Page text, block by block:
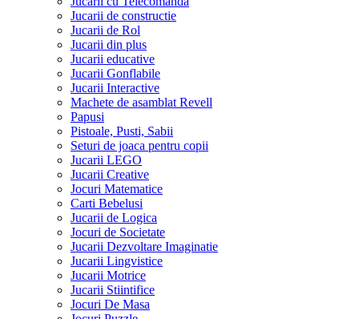
Jucarii de constructie
Jucarii de Rol
Jucarii din plus
Jucarii educative
Jucarii Gonflabile
Jucarii Interactive
Machete de asamblat Revell
Papusi
Pistoale, Pusti, Sabii
Seturi de joaca pentru copii
Jucarii LEGO
Jucarii Creative
Jocuri Matematice
Carti Bebelusi
Jucarii de Logica
Jocuri de Societate
Jucarii Dezvoltare Imaginatie
Jucarii Lingvistice
Jucarii Motrice
Jucarii Stiintifice
Jocuri De Masa